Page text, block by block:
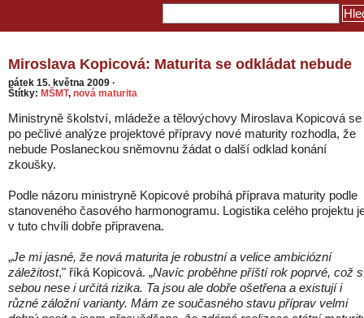
Miroslava Kopicová: Maturita se odkládat nebude
pátek 15. května 2009 ·
Štítky: MŠMT, nová maturita
Ministryně školství, mládeže a tělovýchovy Miroslava Kopicová se
po pečlivé analýze projektové přípravy nové maturity rozhodla, že
nebude Poslaneckou sněmovnu žádat o další odklad konání
zkoušky.
Podle názoru ministryně Kopicové probíhá příprava maturity podle
stanoveného časového harmonogramu. Logistika celého projektu
v tuto chvíli dobře připravena.
„Je mi jasné, že nová maturita je robustní a velice ambiciózní
záležitost," říká Kopicová. „Navíc proběhne příští rok poprvé, což s
sebou nese i určitá rizika. Ta jsou ale dobře ošetřena a existují i
různé záložní varianty. Mám ze současného stavu příprav velmi